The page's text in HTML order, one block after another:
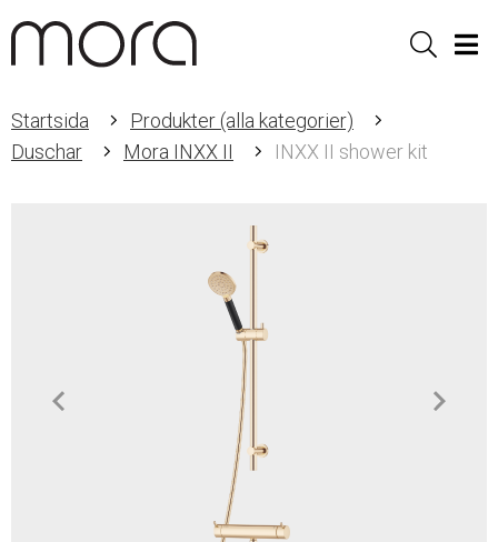
Sök
Startsida
Produkter (alla kategorier)
Duschar
Mora INXX II INXX II shower kit